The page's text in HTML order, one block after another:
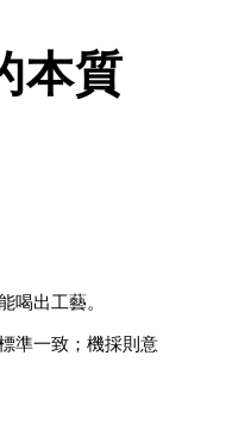
本質
出工藝。
準一致；機採則意